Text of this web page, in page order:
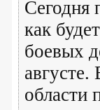
Сегодня
как
боевых
области